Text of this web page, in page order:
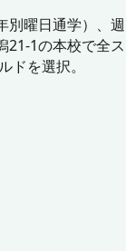
曜日通学）、
1の本校で全
を選択。